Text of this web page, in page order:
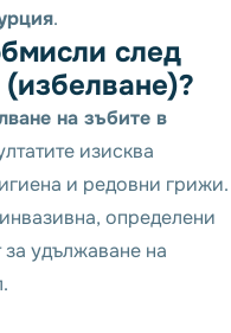
.
бмисли след
(избелване)?
на зъбите в
изисква
и редовни грижи.
определени
удължаване на